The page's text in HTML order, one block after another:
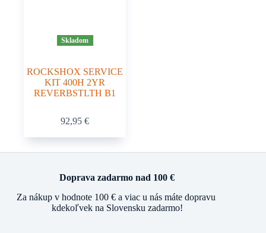
Skladom
ROCKSHOX SERVICE
KIT 400H 2YR
REVERBSTLTH B1
92,95€
Doprava zadarmo nad 100 €
Za nákup v hodnote 100 € a viac u nás máte dopravu
kdekoľvek na Slovensku zadarmo!